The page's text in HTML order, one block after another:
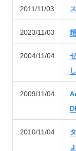
2011/11/03
2023/11/03
2004/11/04
し
2009/11/04
2010/11/04